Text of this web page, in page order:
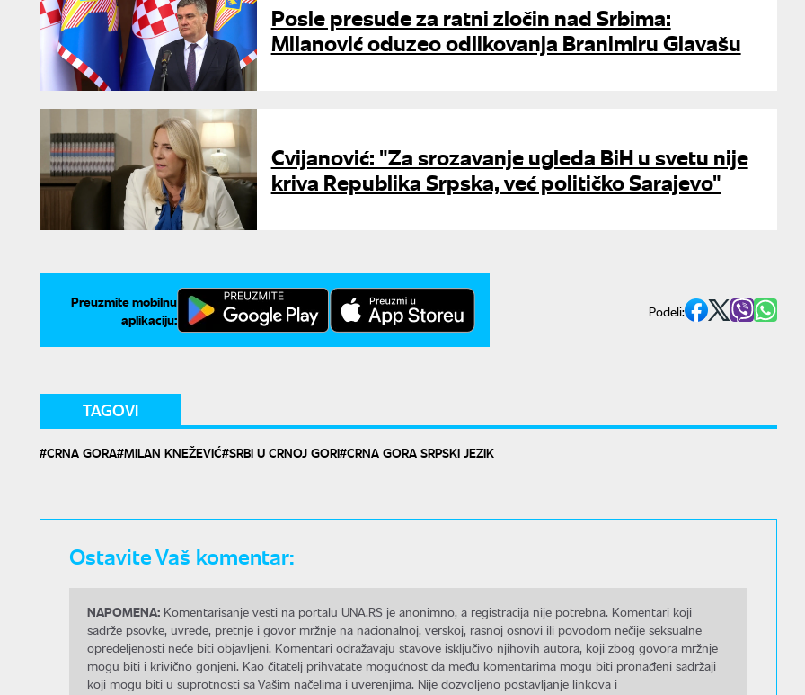
Posle presude za ratni zločin nad Srbima:
Milanović oduzeo odlikovanja Branimiru Glavašu
Cvijanović: "Za srozavanje ugleda BiH u svetu nije
kriva Republika Srpska, već političko Sarajevo"
Preuzmite mobilnu
aplikaciju:
Podeli:
TAGOVI
CRNA GORA MILAN KNEŽEVIĆ SRBI U CRNOJ GORI CRNA GORA SRPSKI JEZIK
Ostavite Vaš komentar:
NAPOMENA: Komentarisanje vesti na portalu UNA.RS je anonimno, a registracija nije potrebna. Komentari koji
sadrže psovke, uvrede, pretnje i govor mržnje na nacionalnoj, verskoj, rasnoj osnovi ili povodom nečije seksualne
opredeljenosti neće biti objavljeni. Komentari odražavaju stavove isključivo njihovih autora, koji zbog govora mržnje
mogu biti i krivično gonjeni. Kao čitatelj prihvatate mogućnost da među komentarima mogu biti pronađeni sadržaji
koji mogu biti u suprotnosti sa Vašim načelima i uverenjima. Nije dozvoljeno postavljanje linkova i